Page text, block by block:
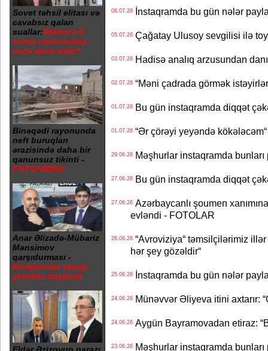
Sovet təhsil elitası və
cavabsız qalan
suallar:Rektor 6 il
sonra universitetə
necə daxil olub?
Binəqədi rayonunda
neft buruqları
ərazisində daha bir
qanunsuz tikinti -
FOTO/VİDEO
Anar Əlizadə-Mübariz
Mənsimov
qarşıdurması -
Kompromat savaşı
yenidən başlayıb
Eldar Əzizovun narazı
06.07.26İnstaqramda bu gün nələr
05.07.26Çağatay Ulusoy sevgilisi ilə
03.07.26Hadisə analıq arzusundan
02.07.26“Məni çadrada görmək
01.07.26Bu gün instaqramda diqqət
01.07.26“Ər çörəyi yeyəndə kökələcəm“
29.06.26Məşhurlar instaqramda bunları
27.06.26Bu gün instaqramda diqqət
27.06.26Azərbaycanlı şoumen
evləndi - FOTOLAR
26.06.26“Avroviziya“ təmsilçilərimiz illər
hər şey gözəldir“
25.06.26İnstaqramda bu gün nələr
24.06.26Münəvvər Əliyeva itini axtarır:
24.06.26Aygün Bayramovadan etiraz:
23.06.26Məşhurlar instaqramda bunları